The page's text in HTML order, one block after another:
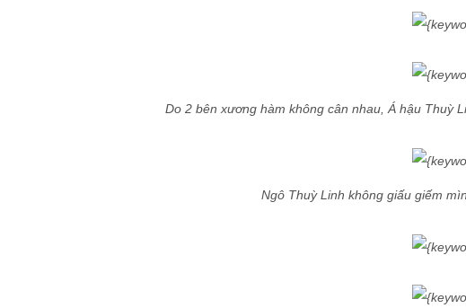
Do 2 bên xương hàm không cân nhau, Á hậu Thuỳ
Ngô Thuỳ Linh không giấu giếm